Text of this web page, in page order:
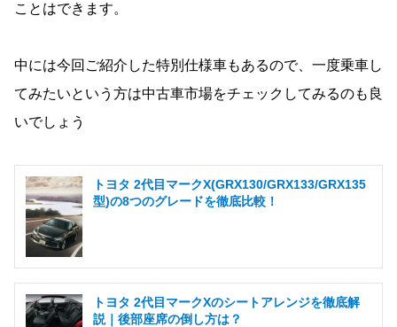
ことはできます。
中には今回ご紹介した特別仕様車もあるので、一度乗車し
てみたいという方は中古車市場をチェックしてみるのも良
いでしょう
トヨタ 2代目マークX(GRX130/GRX133/GRX135
型)の8つのグレードを徹底比較！
トヨタ 2代目マークXのシートアレンジを徹底解
説｜後部座席の倒し方は？